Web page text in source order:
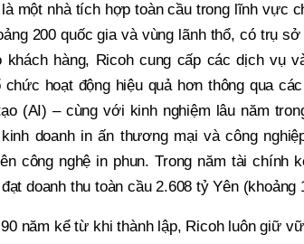
là một nhà tích hợp toàn cầu trong lĩnh vực
200 quốc gia và vùng lãnh thổ, có trụ
khách hàng, Ricoh cung cấp các dịch vụ
chức hoạt động hiệu quả hơn thông qua
(AI) – cùng với kinh nghiệm lâu năm
doanh in ấn thương mại và công
công nghệ in phun. Trong năm tài chính
đạt doanh thu toàn cầu 2.608 tỷ Yên (khoảng
năm kể từ khi thành lập, Ricoh luôn giữ